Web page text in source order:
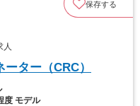
保存する
ター（CRC）
度 モデル